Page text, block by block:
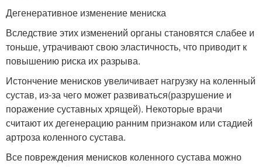
Дегенеративное изменение мениска
Вследствие этих изменений органы становятся слабее и
тоньше, утрачивают свою эластичность, что приводит к
повышению риска их разрыва.
Истончение менисков увеличивает нагрузку на коленный
сустав, из-за чего может развиваться(разрушение и
поражение суставных хрящей). Некоторые врачи
считают их дегенерацию ранним признаком или стадией
артроза коленного сустава.
Все повреждения менисков коленного сустава можно